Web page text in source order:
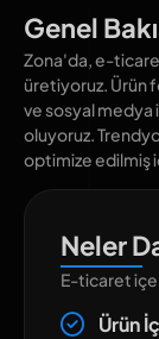
Genel
Zona'da, e-
üretiyoruz. Ürün
ve sosyal medya
oluyoruz.
optimize edilmiş
Neler
E-ticaret
Ürün